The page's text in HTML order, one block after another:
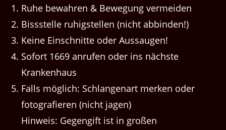
Ruhe bewahren & Bewegung vermeiden
Bissstelle ruhigstellen (nicht abbinden!)
Keine Einschnitte oder Aussaugen!
Sofort 1669 anrufen oder ins nächste
Krankenhaus
Falls möglich: Schlangenart merken oder
fotografieren (nicht jagen)
Hinweis: Gegengift ist in großen